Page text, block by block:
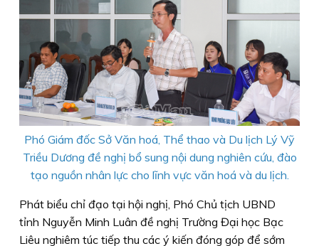
Phó Giám đốc Sở Văn hoá, Thể thao và Du lịch Lý Vỹ
Triều Dương đề nghị bổ sung nội dung nghiên cứu, đào
tạo nguồn nhân lực cho lĩnh vực văn hoá và du lịch.
Phát biểu chỉ đạo tại hội nghị, Phó Chủ tịch UBND
tỉnh Nguyễn Minh Luân đề nghị Trường Đại học Bạc
Liêu nghiêm túc tiếp thu các ý kiến đóng góp để sớm